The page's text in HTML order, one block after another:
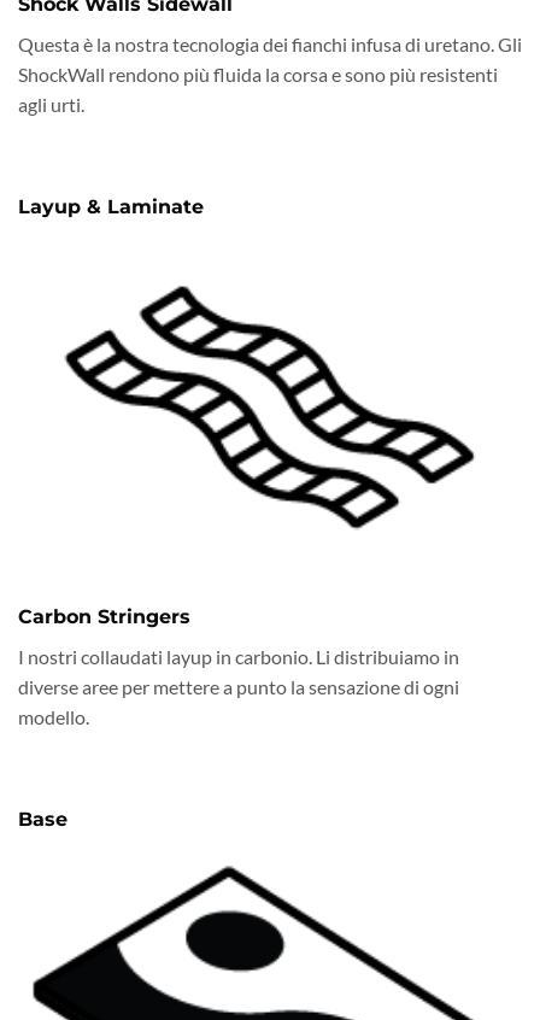
Questa è la nostra tecnologia dei fianchi infusa di uretano. Gli
ShockWall rendono più fluida la corsa e sono più resistenti
agli urti.
Layup & Laminate
Carbon Stringers
I nostri collaudati layup in carbonio. Li distribuiamo in
diverse aree per mettere a punto la sensazione di ogni
modello.
Base